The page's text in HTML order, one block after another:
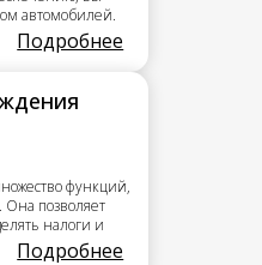
автомобилей.
Подробнее
функций,
Она позволяет
налоги и
Подробнее